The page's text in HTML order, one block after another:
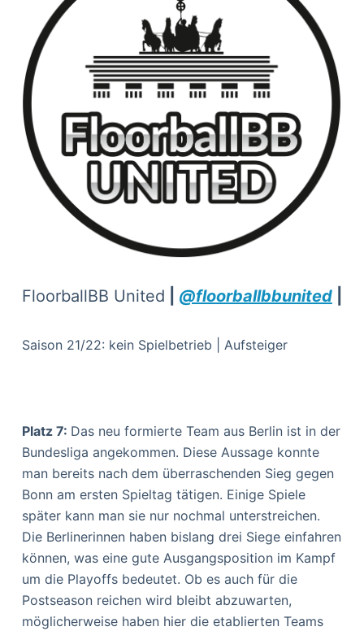
FloorballBB United @floorballbbunited|
Saison 21/22: kein Spielbetrieb | Aufsteiger
Platz 7: Das neu formierte Team aus Berlin ist in der
Bundesliga angekommen. Diese Aussage konnte
man bereits nach dem überraschenden Sieg gegen
Bonn am ersten Spieltag tätigen. Einige Spiele
später kann man sie nur nochmal unterstreichen.
Die Berlinerinnen haben bislang drei Siege einfahren
können, was eine gute Ausgangsposition im Kampf
um die Playoffs bedeutet. Ob es auch für die
Postseason reichen wird bleibt abzuwarten,
möglicherweise haben hier die etablierten Teams